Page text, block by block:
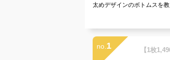
太めデザインのボトムスを教
no. 1